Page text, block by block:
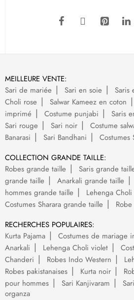
MEILLEURE VENTE:
Sari de mariée
Sari en soie Saris
Choli rose
Salwar Kameez en coton
imprimé
Costume punjabi
Saris
Sari rouge
Sari noir Costume
Banarasi
Sari Bandhani
Costumes
COLLECTION GRANDE TAILLE:
Robes grande taille
Saris grande
grande taille
Anarkali grande taille
hommes grande taille
Lehenga
Costumes Sharara grande taille
RECHERCHES POPULAIRES:
Kurta Pajama
Costumes de mariage
Anarkali
Lehenga Choli violet
Chanderi
Robes Indo Western
Robes pakistanaises
Kurta noir
pour hommes
Sari Kanjivaram
organza